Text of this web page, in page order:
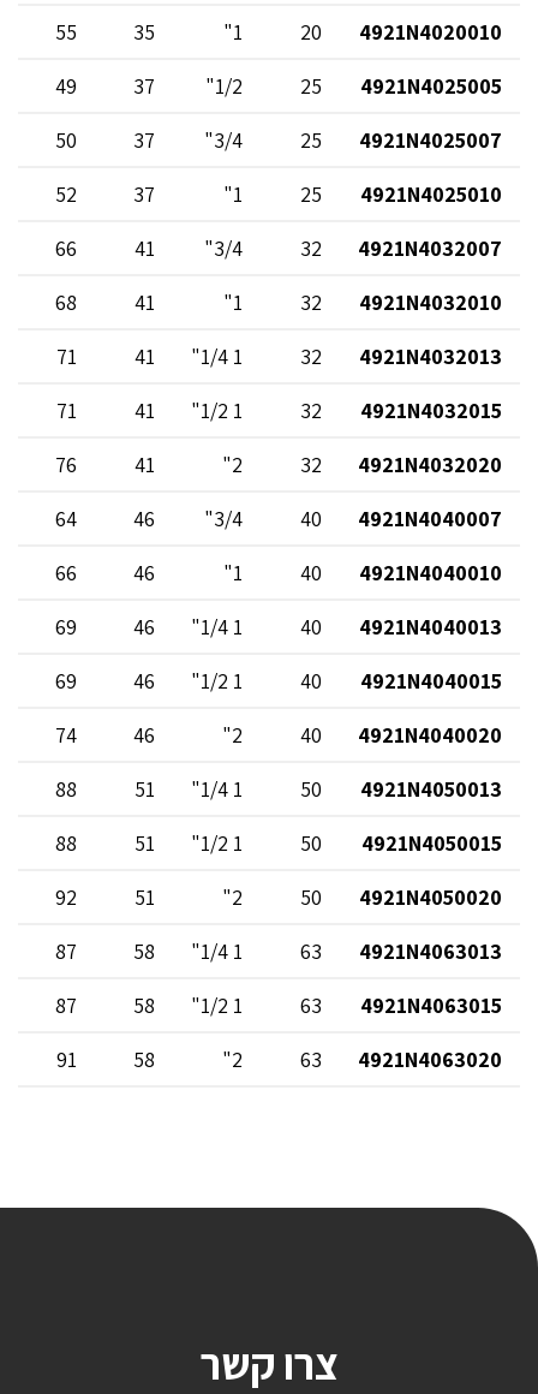
4921N4020010
20
1"
35
55
4921N4025005
25
1/2"
37
49
4921N4025007
25
3/4"
37
50
4921N4025010
25
1"
37
52
4921N4032007
32
3/4"
41
66
4921N4032010
32
1"
41
68
4921N4032013
32
1 1/4"
41
71
4921N4032015
32
1 1/2"
41
71
4921N4032020
32
2"
41
76
4921N4040007
40
3/4"
46
64
4921N4040010
40
1"
46
66
4921N4040013
40
1 1/4"
46
69
4921N4040015
40
1 1/2"
46
69
4921N4040020
40
2"
46
74
4921N4050013
50
1 1/4"
51
88
4921N4050015
50
1 1/2"
51
88
4921N4050020
50
2"
51
92
4921N4063013
63
1 1/4"
58
87
4921N4063015
63
1 1/2"
58
87
4921N4063020
63
2"
58
91
צרו קשר